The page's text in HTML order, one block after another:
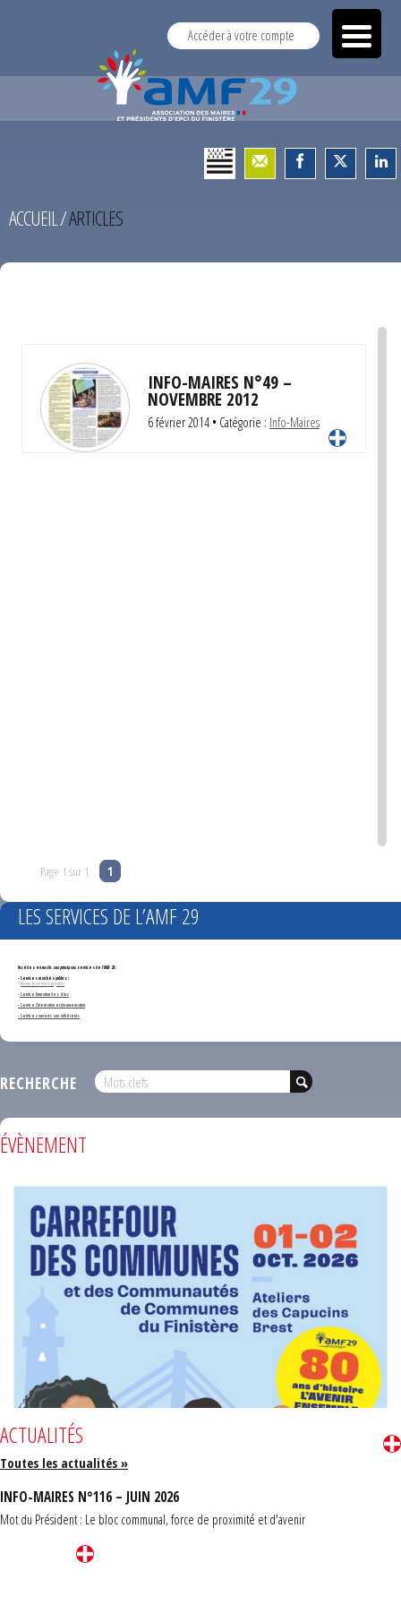
Accéder à votre compte
ACCUEIL/ARTICLES
INFO-MAIRES N°49 –
NOVEMBRE 2012
6 février 2014 • Catégorie : Info-Maires
Page 1 sur 1 1
LES SERVICES DE L’AMF 29
Accédez en un clic aux principaux services de l'AMF 29 :
- Services marchés publics :
*Annonces de marchés publics
-Service formation des élus
- Service Orientation et documentation
- Services ouverts aux adhérents
RECHERCHE
ÉVÈNEMENT
ACTUALITÉS
Toutes les actualités »
INFO-MAIRES N°116 – JUIN 2026
Mot du Président : Le bloc communal, force de proximité et d'avenir